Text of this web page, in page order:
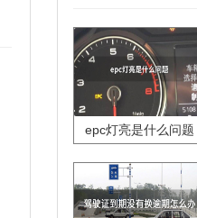
epc灯亮是什么问题